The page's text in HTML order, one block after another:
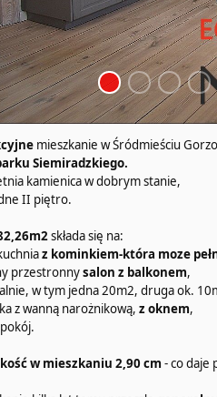
mieszkanie w Śródmieściu
Siemiradzkiego.
kamienica w dobrym stanie,
II piętro.
składa się na:
z kominkiem-która moze
przestronnysalon z balkonem,
w tym jedna 20m2, druga ok.
z wanną narożnikową, z oknem,
w mieszkaniu 2,90 cm - co daje